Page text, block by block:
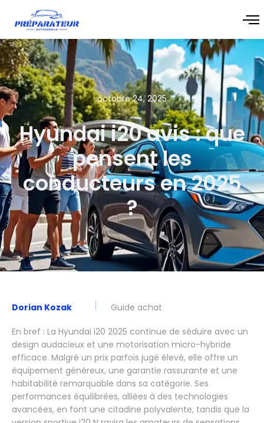
octobre 24, 2025
Hyundai i20 avis : que
pensent les
conducteurs en 2025
?
Dorian Kozak Guide achat
En bref : La Hyundai i20 2025 continue de séduire avec un
design audacieux et une motorisation micro-hybride
efficace. Malgré un prix parfois jugé élevé, elle offre un
équipement généreux, une garantie rassurante et une
habitabilité remarquable dans sa catégorie. Ses
performances équilibrées, alliées à des technologies
avancées, en font une citadine polyvalente, tandis que la